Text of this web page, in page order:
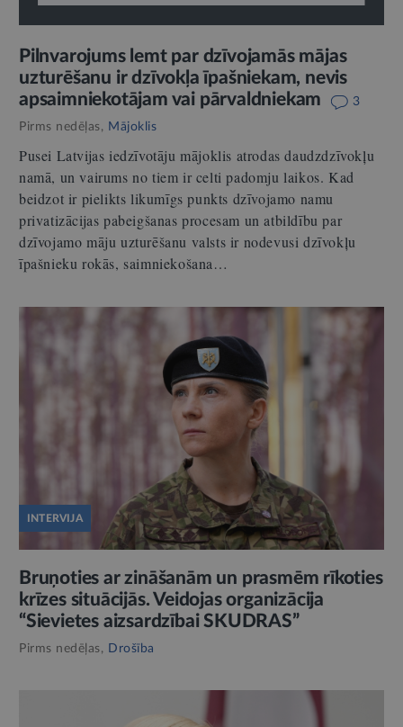
Pilnvarojums lemt par dzīvojamās mājas
uzturēšanu ir dzīvokļa īpašniekam, nevis
apsaimniekotājam vai pārvaldniekam
3
Pirms nedēļas, Mājoklis
Pusei Latvijas iedzīvotāju mājoklis atrodas daudzdzīvokļu
namā, un vairums no tiem ir celti padomju laikos. Kad
beidzot ir pielikts likumīgs punkts dzīvojamo namu
privatizācijas pabeigšanas procesam un atbildību par
dzīvojamo māju uzturēšanu valsts ir nodevusi dzīvokļu
īpašnieku rokās, saimniekošana…
INTERVIJA
Bruņoties ar zināšanām un prasmēm rīkoties
krīzes situācijās. Veidojas organizācija
“Sievietes aizsardzībai SKUDRAS”
Pirms nedēļas, Drošība